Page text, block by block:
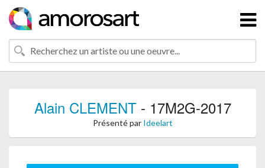
Alain CLEMENT- 17M2G-2017
Présenté par Ideelart